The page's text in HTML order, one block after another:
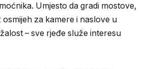
Umjesto da gradi mostove,
osmijeh za kamere i naslove u
– sve rjeđe služe interesu